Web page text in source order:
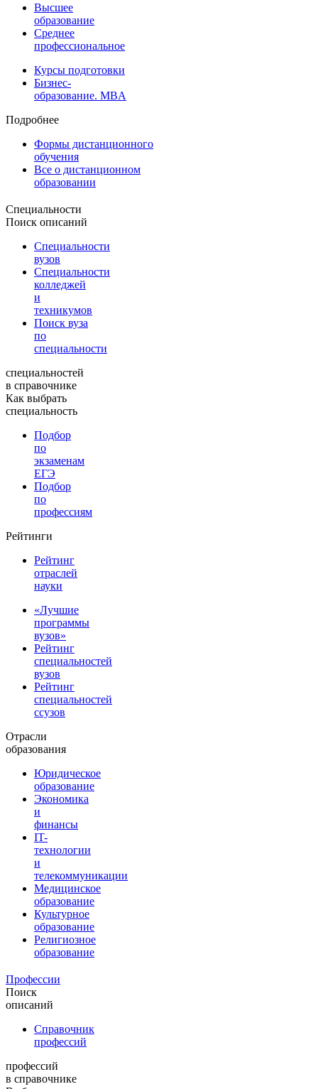
Высшее
образование
Среднее
профессиональное
Курсы подготовки
Бизнес-
образование. MBA
Подробнее
Формы дистанционного
обучения
Все о дистанционном
образовании
Специальности
Поиск описаний
Специальности
вузов
Специальности
колледжей
и
техникумов
Поиск вуза
по
специальности
специальностей
в справочнике
Как выбрать
специальность
Подбор
по
экзаменам
ЕГЭ
Подбор
по
профессиям
Рейтинги
Рейтинг
отраслей
науки
«Лучшие
программы
вузов»
Рейтинг
специальностей
вузов
Рейтинг
специальностей
ссузов
Отрасли
образования
Юридическое
образование
Экономика
и
финансы
IT-
технологии
и
телекоммуникации
Медицинское
образование
Культурное
образование
Религиозное
образование
Профессии
Поиск
описаний
Справочник
профессий
профессий
в справочнике